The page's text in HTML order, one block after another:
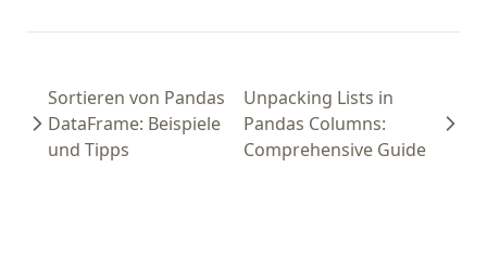
Sortieren von Pandas
DataFrame: Beispiele
und Tipps
Unpacking Lists in
Pandas Columns:
Comprehensive Guide